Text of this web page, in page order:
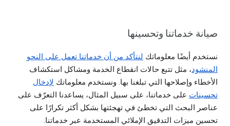
صيانة خدماتنا وتحسينها
نستخدم أيضًا معلوماتك لنتأكد من أن خدماتنا تعمل على النحو
المنشود، مثل تتبع حالات انقطاع الخدمة ومشاكل استكشاف
الأخطاء وإصلاحها التي تبلغنا بها. ونستخدم معلوماتك لإدخال
تحسينات على خدماتنا، على سبيل المثال، يساعدنا التعرّف على
عناصر البحث التي تخطئ في تهجئتها بشكل أكثر تكرارًا على
تحسين ميزات التدقيق الإملائي المستخدمة عبر خدماتنا.